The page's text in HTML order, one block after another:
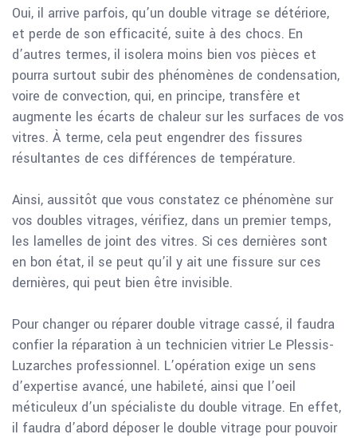
Oui, il arrive parfois, qu’un double vitrage se détériore,
et perde de son efficacité, suite à des chocs. En
d’autres termes, il isolera moins bien vos pièces et
pourra surtout subir des phénomènes de condensation,
voire de convection, qui, en principe, transfère et
augmente les écarts de chaleur sur les surfaces de vos
vitres. À terme, cela peut engendrer des fissures
résultantes de ces différences de température.
Ainsi, aussitôt que vous constatez ce phénomène sur
vos doubles vitrages, vérifiez, dans un premier temps,
les lamelles de joint des vitres. Si ces dernières sont
en bon état, il se peut qu’il y ait une fissure sur ces
dernières, qui peut bien être invisible.
Pour changer ou réparer double vitrage cassé, il faudra
confier la réparation à un technicien vitrier Le Plessis-
Luzarches professionnel. L’opération exige un sens
d’expertise avancé, une habileté, ainsi que l’oeil
méticuleux d’un spécialiste du double vitrage. En effet,
il faudra d’abord déposer le double vitrage pour pouvoir